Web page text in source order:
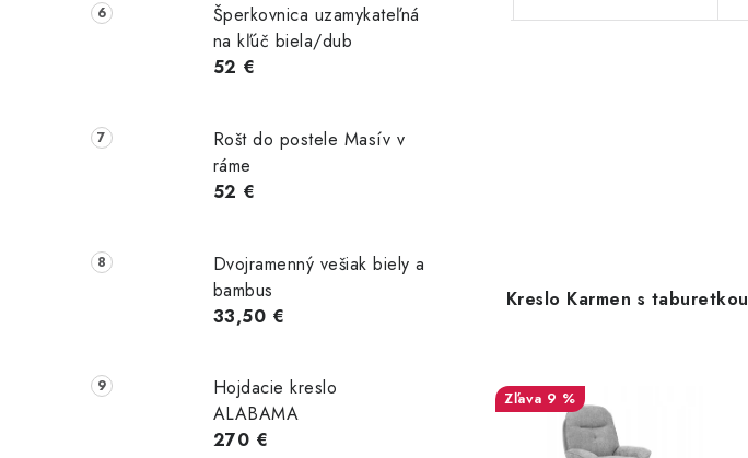
Šperkovnica uzamykateľná
na kľúč biela/dub
52 €
Rošt do postele Masív v
ráme
52 €
Dvojramenný vešiak biely a
bambus
33,50 €
Hojdacie kreslo
ALABAMA
270 €
Kreslo Karmen s taburetkou
9 %